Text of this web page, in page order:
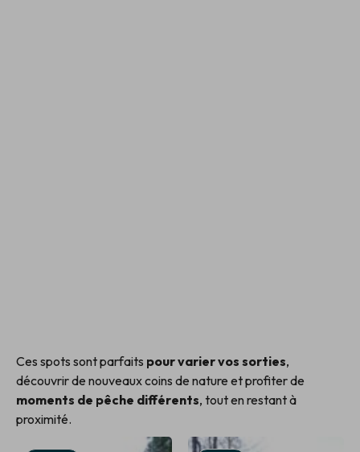
Ces spots sont parfaits pour varier vos sorties,
découvrir de nouveaux coins de nature et profiter de
moments de pêche différents, tout en restant à
proximité.